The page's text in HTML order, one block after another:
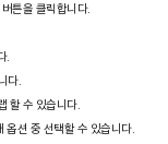
튼을 클릭합니다.
.
다.
할 수 있습니다.
옵션 중 선택할 수 있습니다.